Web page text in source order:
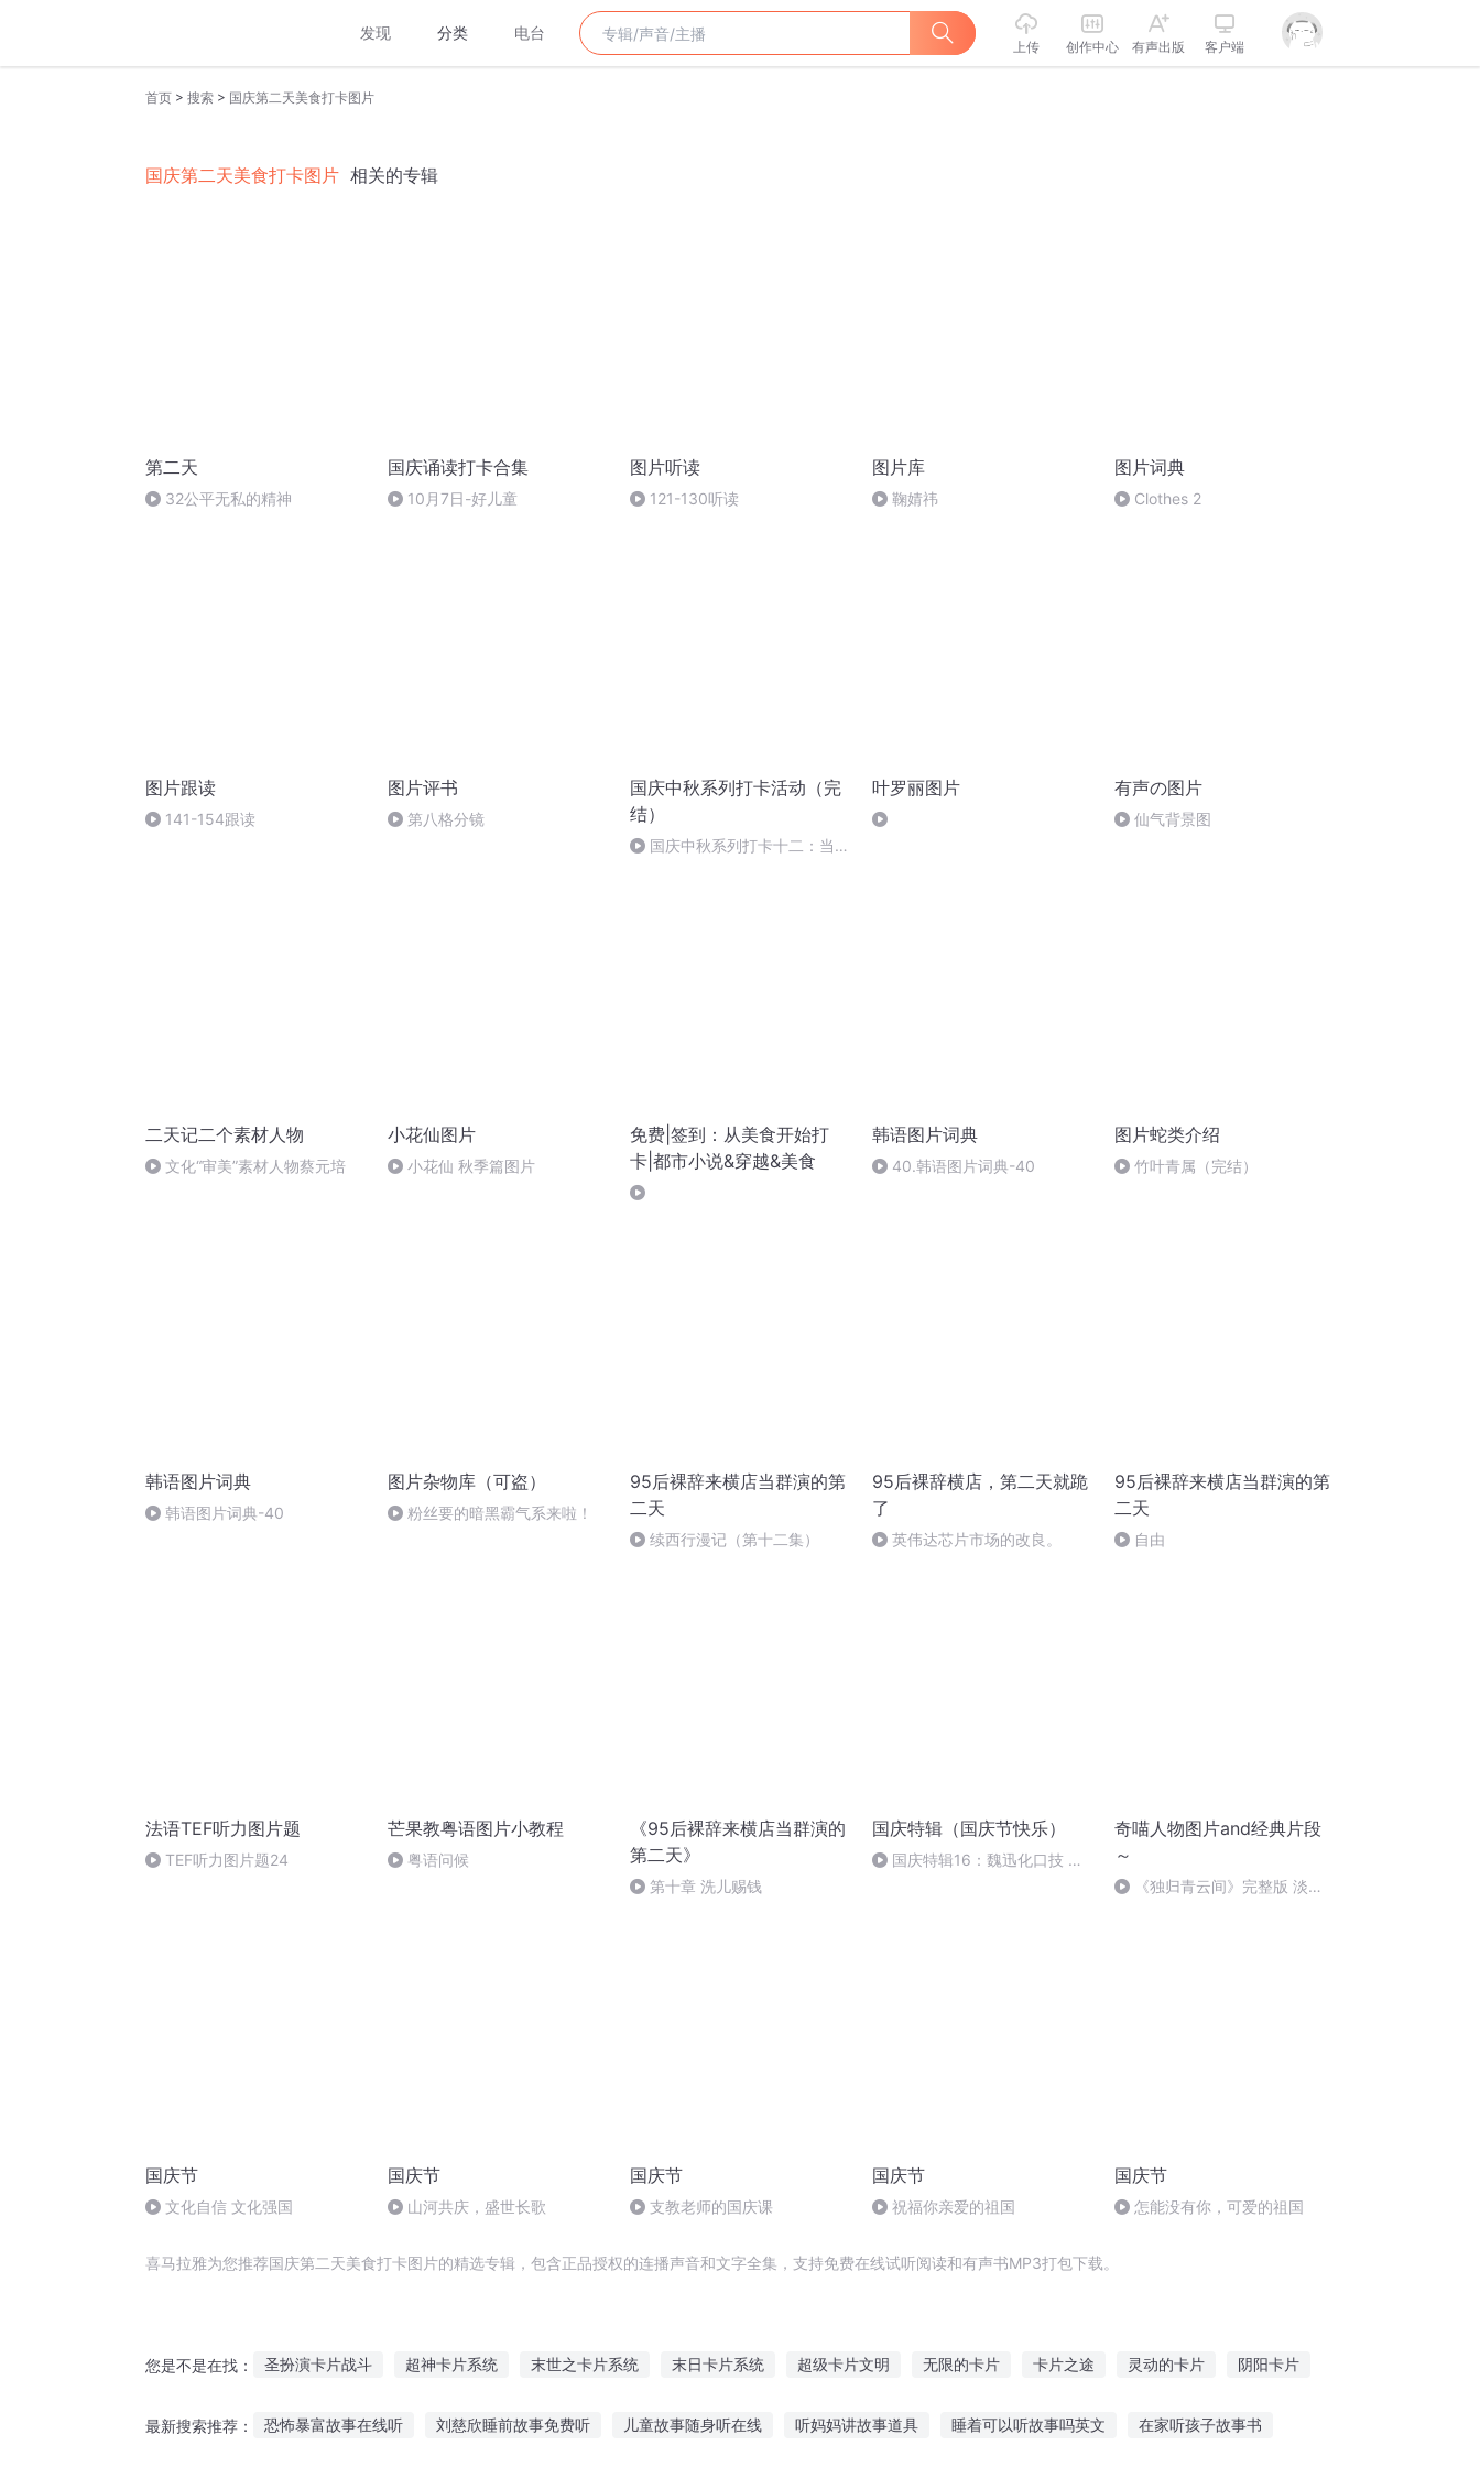
发现 分类 电台
上传 创作中心 有声出版 客户端
首页 > 搜索 > 国庆第二天美食打卡图片
国庆第二天美食打卡图片 相关的专辑
第二天
32公平无私的精神
国庆诵读打卡合集
10月7日-好儿童
图片听读
121-130听读
图片库
鞠婧祎
图片词典
Clothes 2
图片跟读
141-154跟读
图片评书
第八格分镜
国庆中秋系列打卡活动（完
结）
国庆中秋系列打卡十二：当阳
叶罗丽图片 有声の图片
仙气背景图
二天记二个素材人物
文化“审美”素材人物蔡元培
小花仙图片
小花仙 秋季篇图片
免费|签到：从美食开始打
卡|都市小说&穿越&美食
韩语图片词典
40.韩语图片词典-40
图片蛇类介绍
竹叶青属（完结）
韩语图片词典
韩语图片词典-40
图片杂物库（可盗）
粉丝要的暗黑霸气系来啦！
95后裸辞来横店当群演的第
二天
续西行漫记（第十二集）
95后裸辞横店，第二天就跪
了
英伟达芯片市场的改良。
95后裸辞来横店当群演的第
二天
自由
法语TEF听力图片题
TEF听力图片题24
芒果教粤语图片小教程
粤语问候
《95后裸辞来横店当群演的
第二天》
第十章 洗儿赐钱
国庆特辑（国庆节快乐）
国庆特辑16：魏迅化口技 二
奇喵人物图片and经典片段
～
《独归青云间》完整版 淡淡
国庆节
文化自信 文化强国
国庆节
山河共庆，盛世长歌
国庆节
支教老师的国庆课
国庆节
祝福你亲爱的祖国
国庆节
怎能没有你，可爱的祖国
喜马拉雅为您推荐国庆第二天美食打卡图片的精选专辑，包含正品授权的连播声音和文字全集，支持免费在线试听阅读和有声书MP3打包下载。
您是不是在找： 圣扮演卡片战斗 超神卡片系统 末世之卡片系统 末日卡片系统 超级卡片文明 无限的卡片 卡片之途 灵动的卡片 阴阳卡片
最新搜索推荐： 恐怖暴富故事在线听 刘慈欣睡前故事免费听 儿童故事随身听在线 听妈妈讲故事道具 睡着可以听故事吗英文 在家听孩子故事书